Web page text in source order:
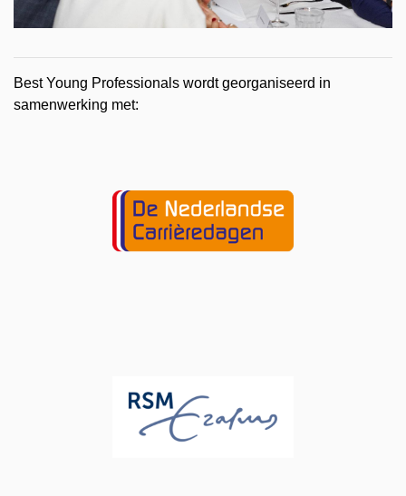
Best Young Professionals wordt georganiseerd in
samenwerking met: